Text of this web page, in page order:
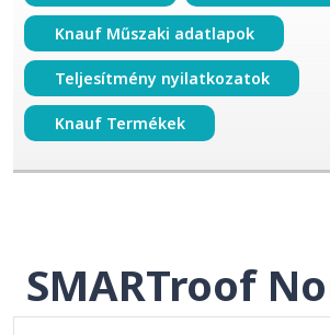
Knauf Műszaki adatlapok
Teljesítmény nyilatkozatok
Knauf Termékek
SMARTroof